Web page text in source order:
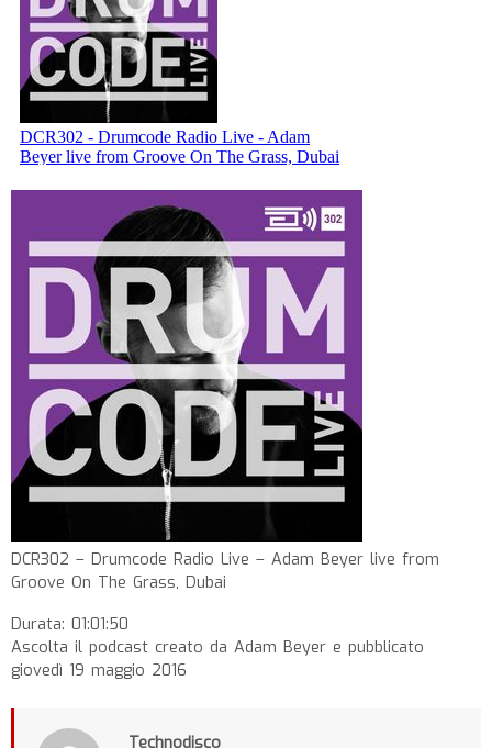
DCR302 – Drumcode Radio Live – Adam Beyer live from
Groove On The Grass, Dubai
Durata: 01:01:50
Ascolta il podcast creato da Adam Beyer e pubblicato
giovedì 19 maggio 2016
Technodisco